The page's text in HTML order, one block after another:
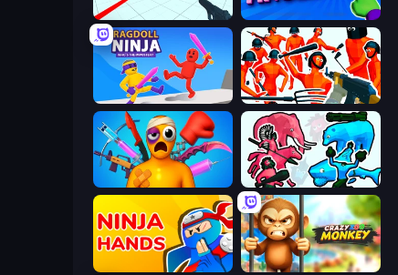
Time Shooter Magic Finger 3D
Ragdoll Ninja: Imposter Hero Funny Shooter - Destroy All
Fun Ragdoll Challenge! Funny Battle Simulator 2
Ninja Hands Crazy Zoo Monkey